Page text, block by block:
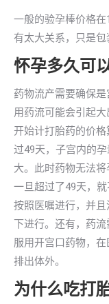
一般的验孕棒价格
有太大关系，只是包
怀孕多久可
药物流产需要确保
用药流可能会引起
开始计打胎药的价
过49天，子宫内的
大。此时药物无法
一旦超过了49天，
按照医嘱进行，并
下进行。还有，药
服用开宫口药物，
排出体外。
为什么吃打